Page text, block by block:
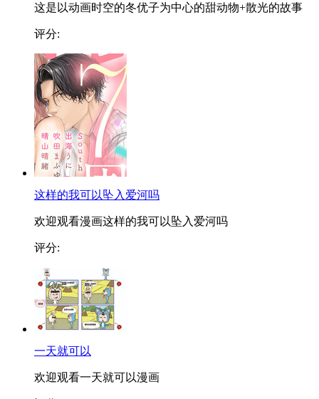
这是以动画时空的冬优子为中心的甜动物+散光的故事
评分:
这样的我可以坠入爱河吗
欢迎观看漫画这样的我可以坠入爱河吗
评分:
一天就可以
欢迎观看一天就可以漫画